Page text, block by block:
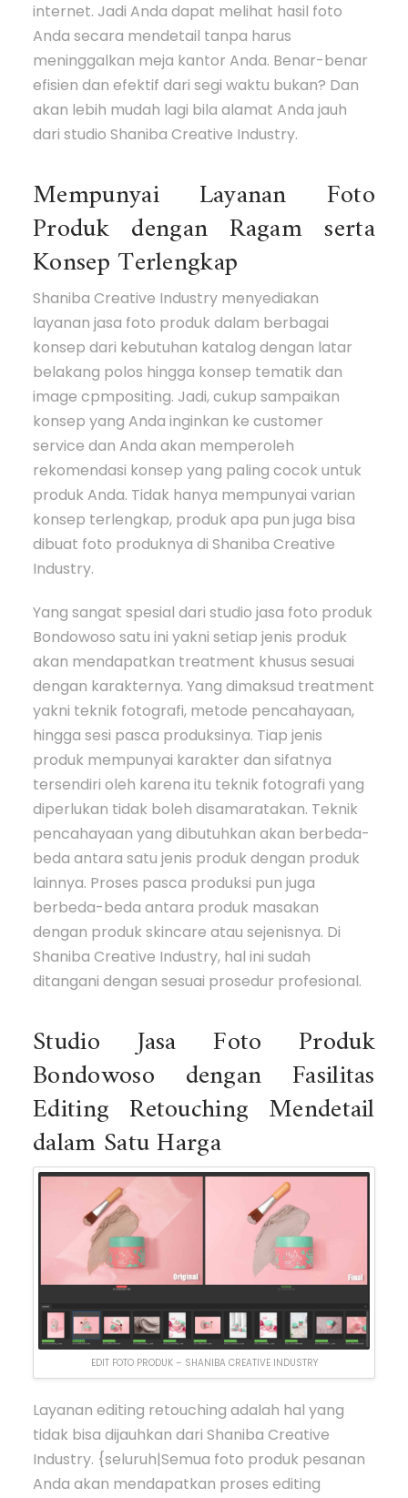
internet. Jadi Anda dapat melihat hasil foto
Anda secara mendetail tanpa harus
meninggalkan meja kantor Anda. Benar-benar
efisien dan efektif dari segi waktu bukan? Dan
akan lebih mudah lagi bila alamat Anda jauh
dari studio Shaniba Creative Industry.
Mempunyai Layanan Foto
Produk dengan Ragam serta
Konsep Terlengkap
Shaniba Creative Industry menyediakan
layanan jasa foto produk dalam berbagai
konsep dari kebutuhan katalog dengan latar
belakang polos hingga konsep tematik dan
image cpmpositing. Jadi, cukup sampaikan
konsep yang Anda inginkan ke customer
service dan Anda akan memperoleh
rekomendasi konsep yang paling cocok untuk
produk Anda. Tidak hanya mempunyai varian
konsep terlengkap, produk apa pun juga bisa
dibuat foto produknya di Shaniba Creative
Industry.
Yang sangat spesial dari studio jasa foto produk
Bondowoso satu ini yakni setiap jenis produk
akan mendapatkan treatment khusus sesuai
dengan karakternya. Yang dimaksud treatment
yakni teknik fotografi, metode pencahayaan,
hingga sesi pasca produksinya. Tiap jenis
produk mempunyai karakter dan sifatnya
tersendiri oleh karena itu teknik fotografi yang
diperlukan tidak boleh disamaratakan. Teknik
pencahayaan yang dibutuhkan akan berbeda-
beda antara satu jenis produk dengan produk
lainnya. Proses pasca produksi pun juga
berbeda-beda antara produk masakan
dengan produk skincare atau sejenisnya. Di
Shaniba Creative Industry, hal ini sudah
ditangani dengan sesuai prosedur profesional.
Studio Jasa Foto Produk
Bondowoso dengan Fasilitas
Editing Retouching Mendetail
dalam Satu Harga
EDIT FOTO PRODUK – SHANIBA CREATIVE INDUSTRY
Layanan editing retouching adalah hal yang
tidak bisa dijauhkan dari Shaniba Creative
Industry. {seluruh|Semua foto produk pesanan
Anda akan mendapatkan proses editing